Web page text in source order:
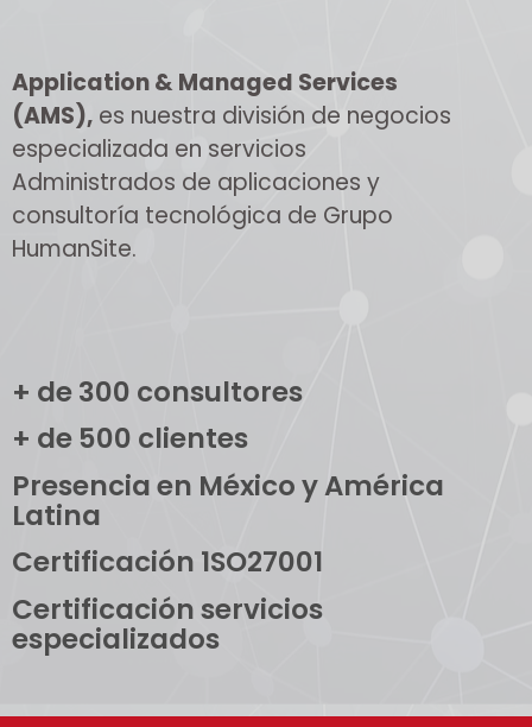
Application & Managed Services
(AMS), es nuestra división de negocios
especializada en servicios
Administrados de aplicaciones y
consultoría tecnológica de Grupo
HumanSite.
+ de 300 consultores
+ de 500 clientes
Presencia en México y América
Latina
Certificación 1SO27001
Certificación servicios
especializados